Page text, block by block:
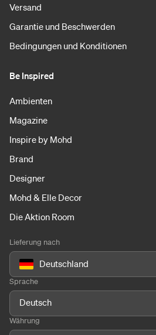
Versand
Garantie und Beschwerden
Bedingungen und Konditionen
Be Inspired
Ambienten
Magazine
Inspire by Mohd
Brand
Designer
Mohd & Elle Decor
Die Aktion Room
Lieferung nach
Deutschland
Sprache
Deutsch
Währung